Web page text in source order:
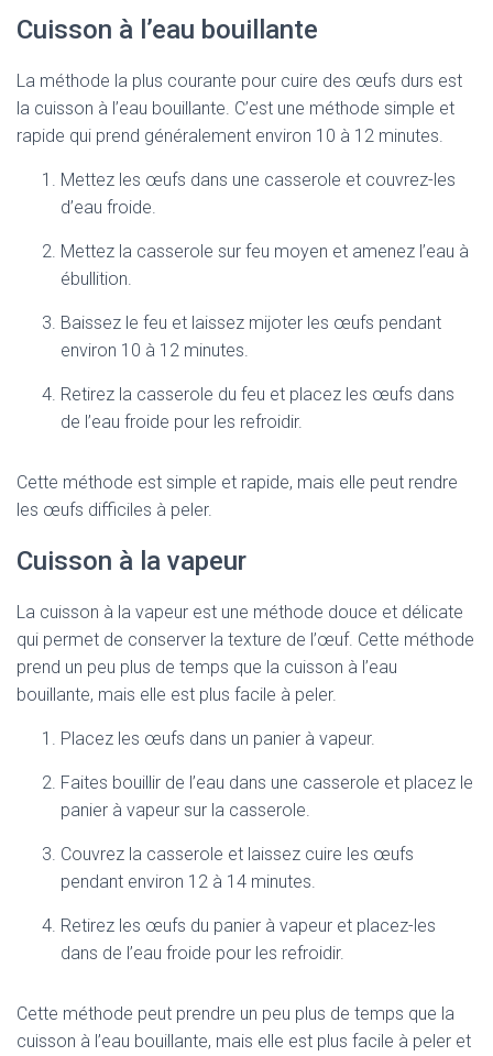
Cuisson à l’eau bouillante
La méthode la plus courante pour cuire des œufs durs est
la cuisson à l’eau bouillante. C’est une méthode simple et
rapide qui prend généralement environ 10 à 12 minutes.
Mettez les œufs dans une casserole et couvrez-les
d’eau froide.
Mettez la casserole sur feu moyen et amenez l’eau à
ébullition.
Baissez le feu et laissez mijoter les œufs pendant
environ 10 à 12 minutes.
Retirez la casserole du feu et placez les œufs dans
de l’eau froide pour les refroidir.
Cette méthode est simple et rapide, mais elle peut rendre
les œufs difficiles à peler.
Cuisson à la vapeur
La cuisson à la vapeur est une méthode douce et délicate
qui permet de conserver la texture de l’œuf. Cette méthode
prend un peu plus de temps que la cuisson à l’eau
bouillante, mais elle est plus facile à peler.
Placez les œufs dans un panier à vapeur.
Faites bouillir de l’eau dans une casserole et placez le
panier à vapeur sur la casserole.
Couvrez la casserole et laissez cuire les œufs
pendant environ 12 à 14 minutes.
Retirez les œufs du panier à vapeur et placez-les
dans de l’eau froide pour les refroidir.
Cette méthode peut prendre un peu plus de temps que la
cuisson à l’eau bouillante, mais elle est plus facile à peler et